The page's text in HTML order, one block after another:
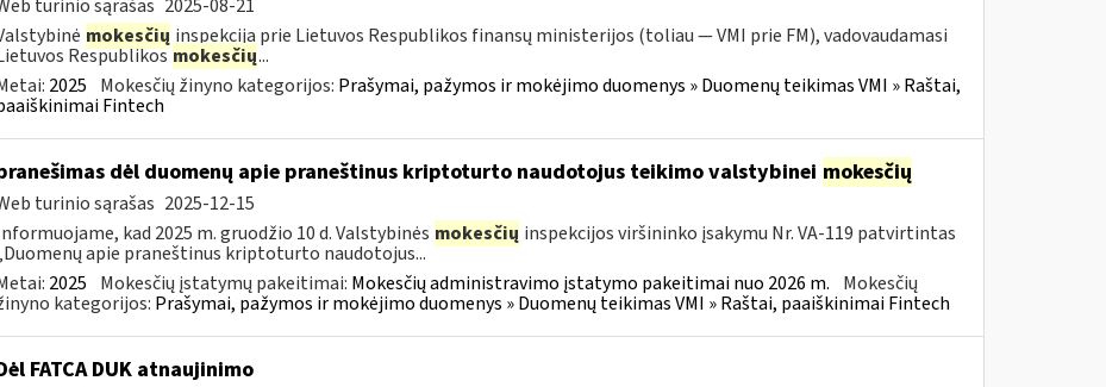
turinio sąrašas 2025-08-21
mokesčių inspekcija prie Lietuvos Respublikos finansų ministerijos (toliau — VMI prie FM), vadovaudamasi
Respublikosmokesčių...
2025 Mokesčių žinyno kategorijos: Prašymai, pažymos ir mokėjimo duomenys » Duomenų teikimas VMI » Raštai,
Fintech
dėl duomenų apie praneštinus kriptoturto naudotojus teikimo valstybinei mokesčių
turinio sąrašas 2025-12-15
kad 2025 m. gruodžio 10 d. Valstybinės mokesčių inspekcijos viršininko įsakymu Nr. VA-119 patvirtintas
apie praneštinus kriptoturto naudotojus...
2025 Mokesčių įstatymų pakeitimai: Mokesčių administravimo įstatymo pakeitimai nuo 2026 m. Mokesčių
kategorijos: Prašymai, pažymos ir mokėjimo duomenys » Duomenų teikimas VMI » Raštai, paaiškinimai Fintech
FATCA DUK atnaujinimo